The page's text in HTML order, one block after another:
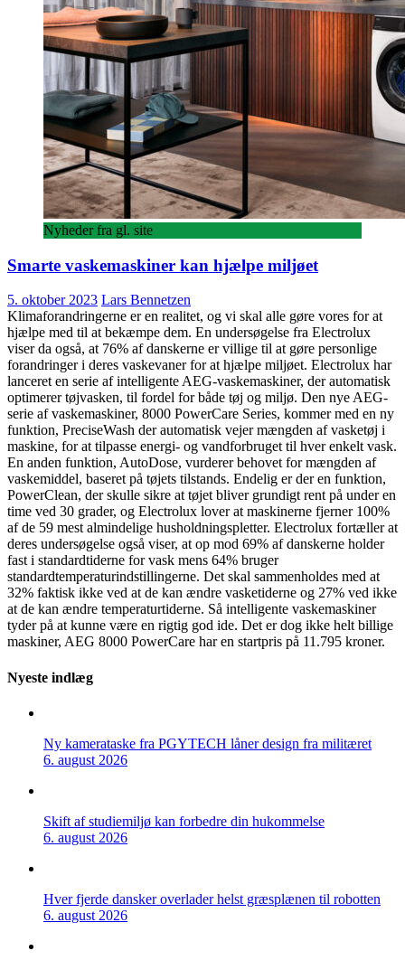
Nyheder fra gl. site
Smarte vaskemaskiner kan hjælpe miljøet
5. oktober 2023 Lars Bennetzen
Klimaforandringerne er en realitet, og vi skal alle gøre vores for at
hjælpe med til at bekæmpe dem. En undersøgelse fra Electrolux
viser da også, at 76% af danskerne er villige til at gøre personlige
forandringer i deres vaskevaner for at hjælpe miljøet. Electrolux har
lanceret en serie af intelligente AEG-vaskemaskiner, der automatisk
optimerer tøjvasken, til fordel for både tøj og miljø. Den nye AEG-
serie af vaskemaskiner, 8000 PowerCare Series, kommer med en ny
funktion, PreciseWash der automatisk vejer mængden af vasketøj i
maskine, for at tilpasse energi- og vandforbruget til hver enkelt vask.
En anden funktion, AutoDose, vurderer behovet for mængden af
vaskemiddel, baseret på tøjets tilstands. Endelig er der en funktion,
PowerClean, der skulle sikre at tøjet bliver grundigt rent på under en
time ved 30 grader, og Electrolux lover at maskinerne fjerner 100%
af de 59 mest almindelige husholdningspletter. Electrolux fortæller at
deres undersøgelse også viser, at op mod 69% af danskerne holder
fast i standardtiderne for vask mens 64% bruger
standardtemperaturindstillingerne. Det skal sammenholdes med at
32% faktisk ikke ved at de kan ændre vasketiderne og 27% ved ikke
at de kan ændre temperaturtiderne. Så intelligente vaskemaskiner
tyder på at kunne være en rigtig god ide. Det er dog ikke helt billige
maskiner, AEG 8000 PowerCare har en startpris på 11.795 kroner.
Nyeste indlæg
Ny kamerataske fra PGYTECH låner design fra militæret
6. august 2026
Skift af studiemiljø kan forbedre din hukommelse
6. august 2026
Hver fjerde dansker overlader helst græsplænen til robotten
6. august 2026